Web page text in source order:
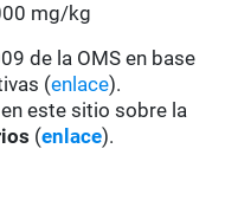
mg/kg
de la OMS en base
(enlace).
este sitio sobre la
(enlace).